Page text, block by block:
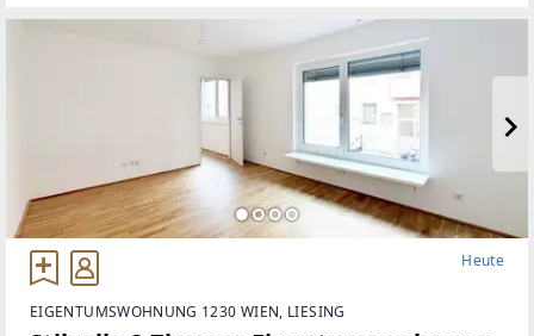
Heute
EIGENTUMSWOHNUNG 1230 WIEN, LIESING